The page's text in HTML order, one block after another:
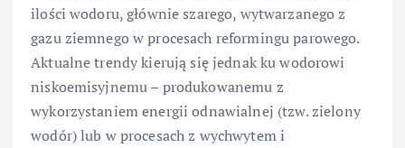
ilości wodoru, głównie szarego, wytwarzanego z
gazu ziemnego w procesach reformingu parowego.
Aktualne trendy kierują się jednak ku wodorowi
niskoemisyjnemu – produkowanemu z
wykorzystaniem energii odnawialnej (tzw. zielony
wodór) lub w procesach z wychwytem i